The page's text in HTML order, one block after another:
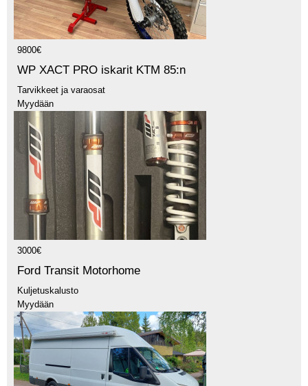
9800€
WP XACT PRO iskarit KTM 85:n
Tarvikkeet ja varaosat
Myydään
3000€
Ford Transit Motorhome
Kuljetuskalusto
Myydään